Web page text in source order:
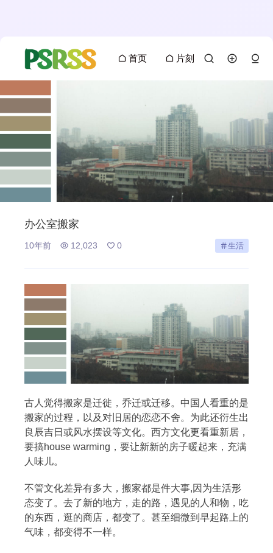
首页 片刻
办公室搬家
10年前 12,023 0 生活
古人觉得搬家是迁徙，乔迁或迁移。中国人看重的是
搬家的过程，以及对旧居的恋恋不舍。为此还衍生出
良辰吉日或风水摆设等文化。西方文化更看重新居，
要搞house warming，要让新新的房子暖起来，充满
人味儿。
不管文化差异有多大，搬家都是件大事,因为生活形
态变了。去了新的地方，走的路，遇见的人和物，吃
的东西，逛的商店，都变了。甚至细微到早起路上的
气味，都变得不一样。